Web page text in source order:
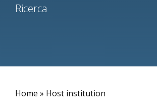
Ricerca
Home » Host institution